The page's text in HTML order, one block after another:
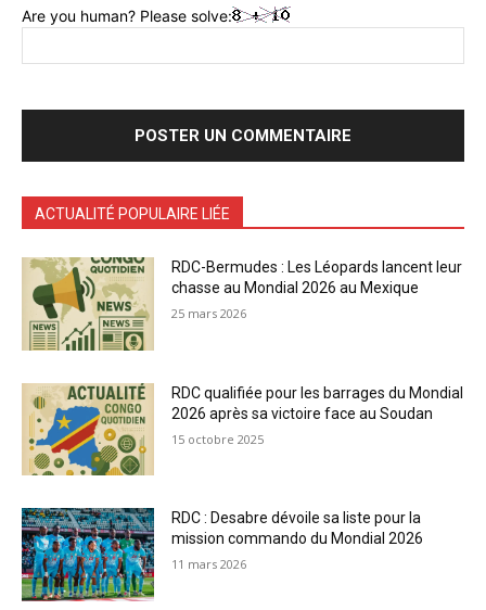
Are you human? Please solve:
ACTUALITÉ POPULAIRE LIÉE
RDC-Bermudes : Les Léopards lancent leur
chasse au Mondial 2026 au Mexique
25 mars 2026
RDC qualifiée pour les barrages du Mondial
2026 après sa victoire face au Soudan
15 octobre 2025
RDC : Desabre dévoile sa liste pour la
mission commando du Mondial 2026
11 mars 2026